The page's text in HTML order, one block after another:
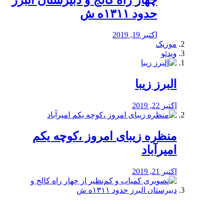
حدود ۱۳۱۱ه ش
اکتبر 19, 2019
موزیک
ویدئو
البرز زیبا
اکتبر 22, 2019
منظره‌‌ زیبای امروز ،کوچه یکم
امیرآباد
اکتبر 21, 2019